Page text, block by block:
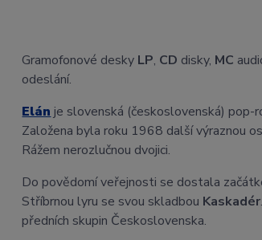
Gramofonové desky LP, CD disky, MC
odeslání.
Elán je slovenská (československá) pop-
Založena byla roku 1968 další výraznou
Rážem nerozlučnou dvojici.
Do povědomí veřejnosti se dostala
Stříbrnou lyru se svou skladbou Kaskadér
předních skupin Československa.